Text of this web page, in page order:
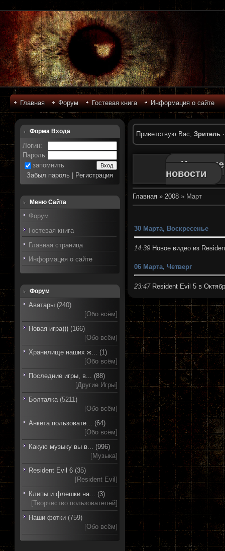
Главная Форум Гостевая книга Информация о сайте
Форма Входа
Логин:
Пароль:
запомнить
Забыл пароль
Регистрация
Меню Сайта
Форум
Гостевая книга
Главная страница
Информация о сайте
Форум
Аватары (240)
[Обо всём]
Новая игра))) (166)
[Обо всём]
Хранилище наших ж... (1)
[Обо всём]
Последние игры, в... (88)
[Другие Игры]
Болталка (5211)
[Обо всём]
Анкета пользовате... (64)
[Обо всём]
Какую музыку вы в... (996)
[Музыка]
Resident Evil 6 (35)
[Resident Evil]
Клипы и флешки на... (3)
[Творчество пользователей]
Наши фотки (759)
[Обо всём]
Приветствую Вас,Зритель
Игровые
новости
Главная »2008 » Март
30 Марта, Воскресенье
14:39 Новое видео из
06 Марта, Четверг
23:47 Resident Evil 5 в